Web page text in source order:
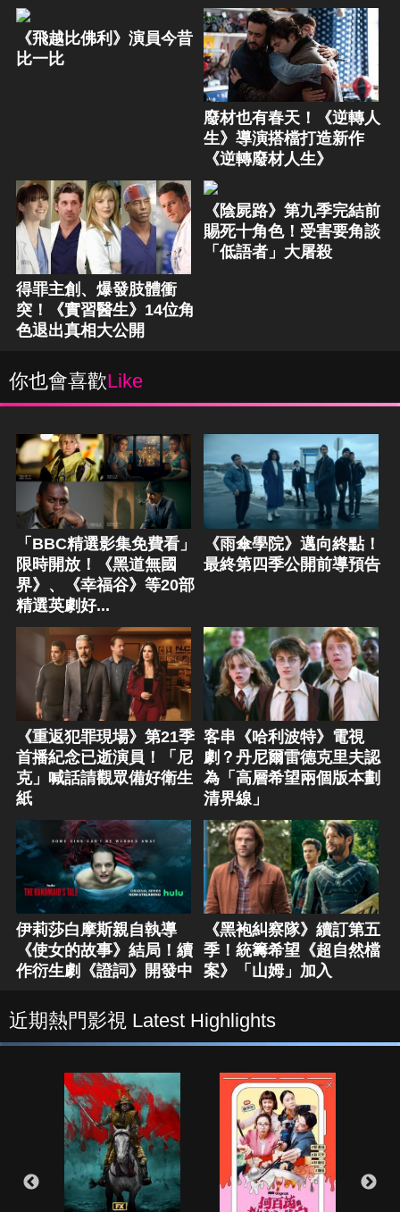
《飛越比佛利》演員今昔
比一比
廢材也有春天！《逆轉人
生》導演搭檔打造新作
《逆轉廢材人生》
得罪主創、爆發肢體衝
突！《實習醫生》14位角
色退出真相大公開
《陰屍路》第九季完結前
賜死十角色！受害要角談
「低語者」大屠殺
你也會喜歡Like
「BBC精選影集免費看」
限時開放！《黑道無國
界》、《幸福谷》等20部
精選英劇好...
《雨傘學院》邁向終點！
最終第四季公開前導預告
《重返犯罪現場》第21季
首播紀念已逝演員！「尼
克」喊話請觀眾備好衛生
紙
客串《哈利波特》電視
劇？丹尼爾雷德克里夫認
為「高層希望兩個版本劃
清界線」
伊莉莎白摩斯親自執導
《使女的故事》結局！續
作衍生劇《證詞》開發中
《黑袍糾察隊》續訂第五
季！統籌希望《超自然檔
案》「山姆」加入
近期熱門影視 Latest Highlights